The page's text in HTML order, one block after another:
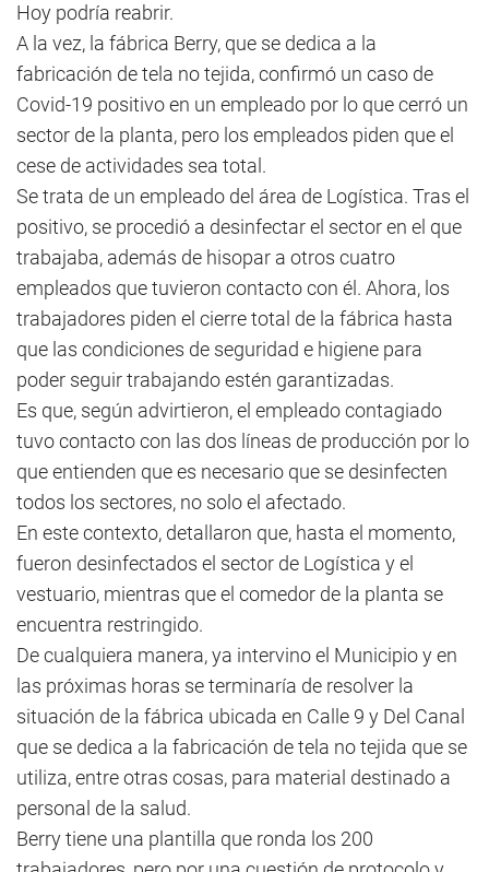
Hoy podría reabrir.
A la vez, la fábrica Berry, que se dedica a la
fabricación de tela no tejida, confirmó un caso de
Covid-19 positivo en un empleado por lo que cerró un
sector de la planta, pero los empleados piden que el
cese de actividades sea total.
Se trata de un empleado del área de Logística. Tras el
positivo, se procedió a desinfectar el sector en el que
trabajaba, además de hisopar a otros cuatro
empleados que tuvieron contacto con él. Ahora, los
trabajadores piden el cierre total de la fábrica hasta
que las condiciones de seguridad e higiene para
poder seguir trabajando estén garantizadas.
Es que, según advirtieron, el empleado contagiado
tuvo contacto con las dos líneas de producción por lo
que entienden que es necesario que se desinfecten
todos los sectores, no solo el afectado.
En este contexto, detallaron que, hasta el momento,
fueron desinfectados el sector de Logística y el
vestuario, mientras que el comedor de la planta se
encuentra restringido.
De cualquiera manera, ya intervino el Municipio y en
las próximas horas se terminaría de resolver la
situación de la fábrica ubicada en Calle 9 y Del Canal
que se dedica a la fabricación de tela no tejida que se
utiliza, entre otras cosas, para material destinado a
personal de la salud.
Berry tiene una plantilla que ronda los 200